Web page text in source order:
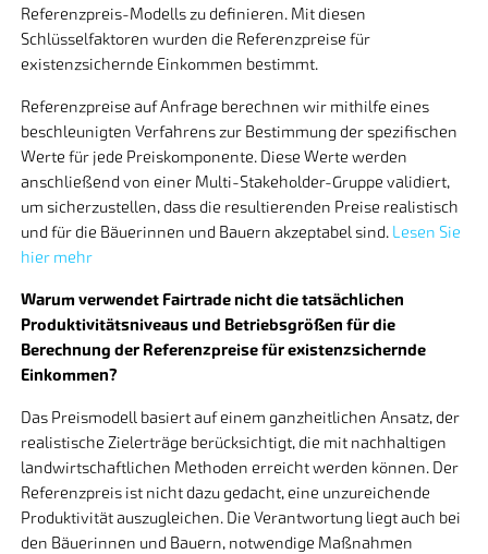
Referenzpreis-Modells zu definieren. Mit diesen
Schlüsselfaktoren wurden die Referenzpreise für
existenzsichernde Einkommen bestimmt.
Referenzpreise auf Anfrage berechnen wir mithilfe eines
beschleunigten Verfahrens zur Bestimmung der spezifischen
Werte für jede Preiskomponente. Diese Werte werden
anschließend von einer Multi-Stakeholder-Gruppe validiert,
um sicherzustellen, dass die resultierenden Preise realistisch
und für die Bäuerinnen und Bauern akzeptabel sind. Lesen Sie
hier mehr
Warum verwendet Fairtrade nicht die tatsächlichen
Produktivitätsniveaus und Betriebsgrößen für die
Berechnung der Referenzpreise für existenzsichernde
Einkommen?
Das Preismodell basiert auf einem ganzheitlichen Ansatz, der
realistische Zielerträge berücksichtigt, die mit nachhaltigen
landwirtschaftlichen Methoden erreicht werden können. Der
Referenzpreis ist nicht dazu gedacht, eine unzureichende
Produktivität auszugleichen. Die Verantwortung liegt auch bei
den Bäuerinnen und Bauern, notwendige Maßnahmen